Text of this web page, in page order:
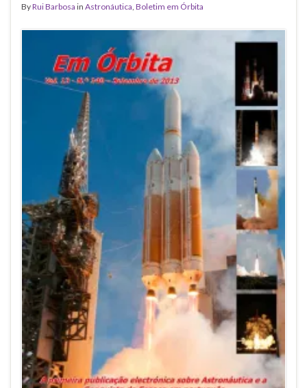
ByRui Barbosa in Astronáutica Boletim em Órbita